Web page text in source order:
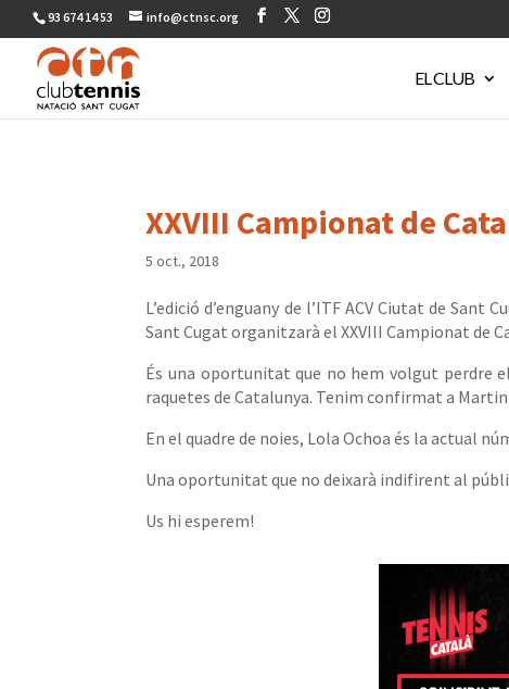
93 674 14 53 info@ctnsc.org
EL CLUB
XXVIII Campionat de
5 oct., 2018
L’edició d’enguany de l’ITF ACV Ciutat de
Sant Cugat organitzarà el XXVIII Campionat de
És una oportunitat que no hem volgut perdre
raquetes de Catalunya. Tenim confirmat a Martin
En el quadre de noies, Lola Ochoa és la actual
Una oportunitat que no deixarà indifirent al
Us hi esperem!